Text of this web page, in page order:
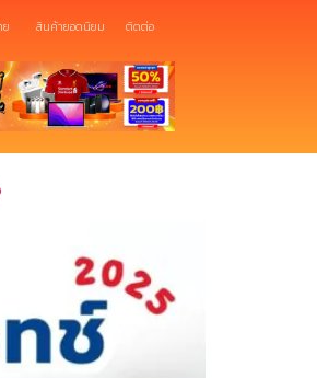
ย สินค้ายอดนิยม ติดต่อ